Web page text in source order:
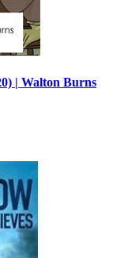
| Walton Burns